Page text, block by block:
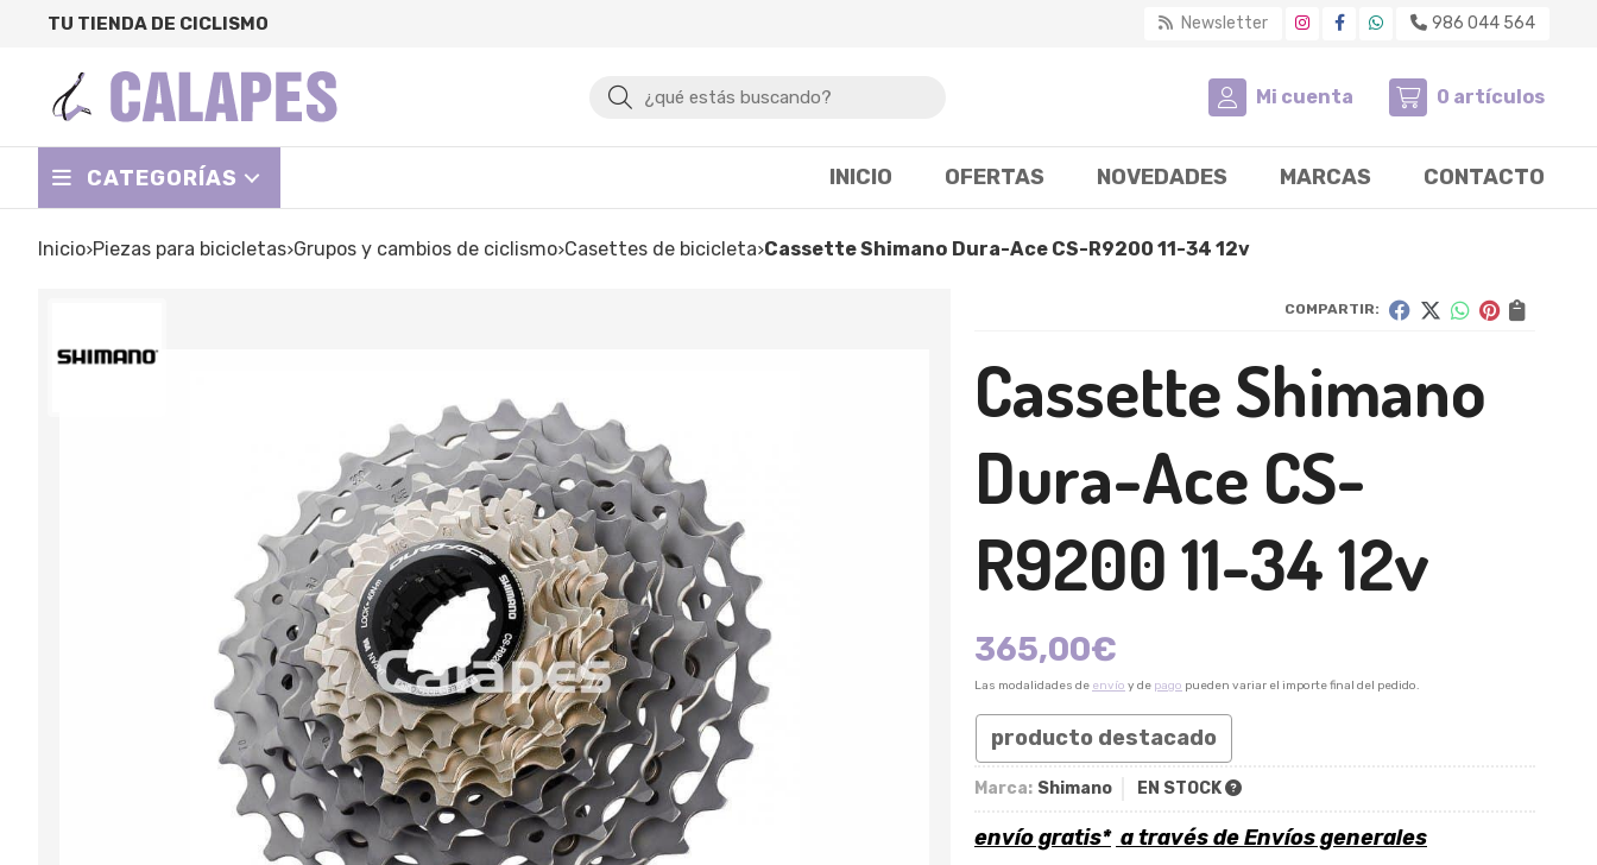
TU TIENDA DE CICLISMO Newsletter 986 044 564
Buscar Mi cuenta 0 artículos
CATEGORÍAS INICIO OFERTAS NOVEDADES MARCAS CONTACTO
Inicio piezas para bicicletas grupos y cambios de ciclismo casettes de bicicleta Cassette Shimano Dura-Ace CS-R9200 11-34 12v
COMPARTIR:
Cassette Shimano
Dura-Ace CS-
R9200 11-34 12v
365,00€
Las modalidades de envío y de pago pueden variar el importe final del pedido.
producto destacado
Marca: Shimano EN STOCK
envío gratis* a través deEnvíos generales